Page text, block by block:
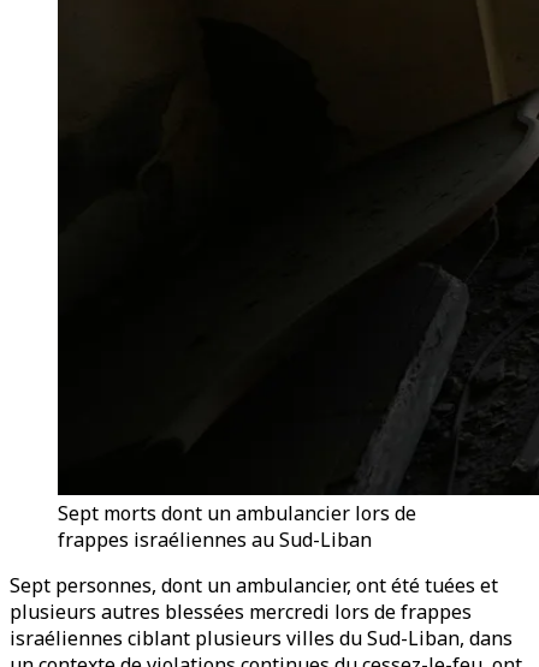
Sept morts dont un ambulancier lors de
frappes israéliennes au Sud-Liban
Sept personnes, dont un ambulancier, ont été tuées et
plusieurs autres blessées mercredi lors de frappes
israéliennes ciblant plusieurs villes du Sud-Liban, dans